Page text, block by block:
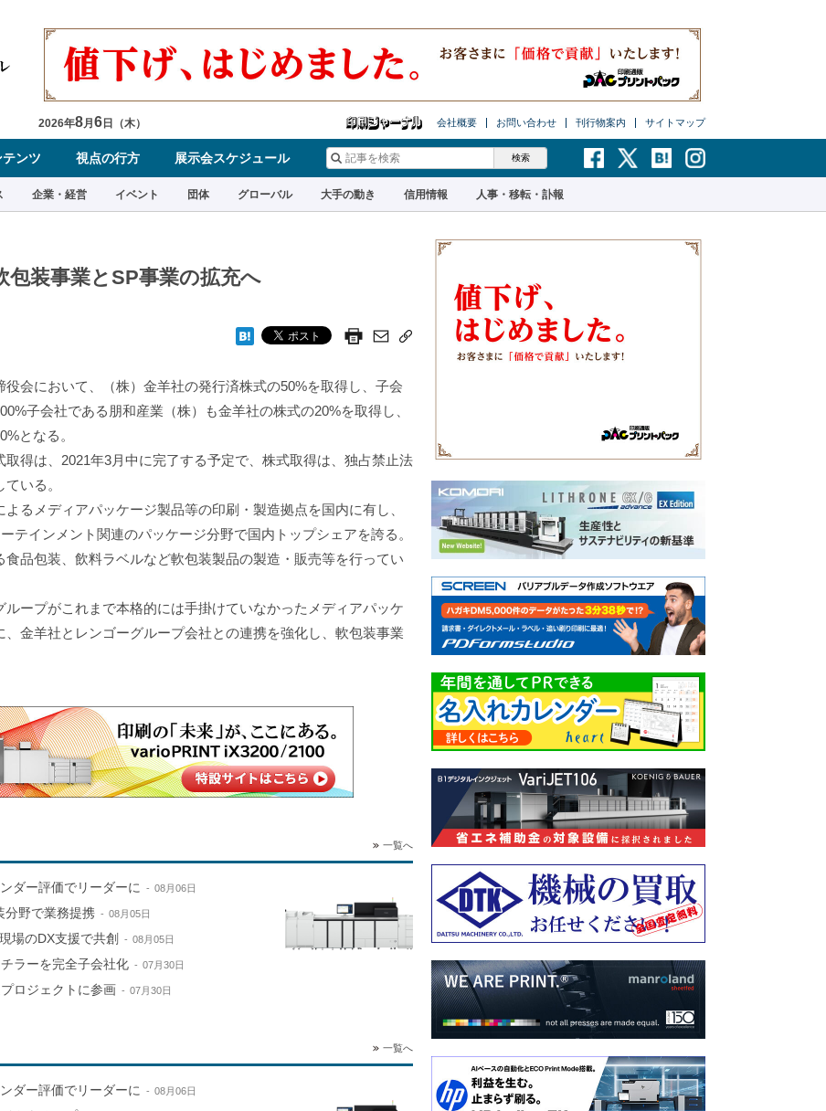
2026年8月 6 日（木） 会社概要 お問い合わせ 刊行物案内 サイトマップ
ンツ 視点の行方 展示会スケジュール
企業・経営 イベント 団体 グローバル 大手の動き 信用情報 人事・移転・訃報
包装事業とSP事業の拡充へ
会において、（株）金羊社の発行済株式の50%を取得し、子会
子会社である朋和産業（株）も金羊社の株式の20%を取得し、
となる。
得は、2021年3月中に完了する予定で、株式取得は、独占禁止法
いる。
るメディアパッケージ製品等の印刷・製造拠点を国内に有し、
テインメント関連のパッケージ分野で国内トップシェアを誇る。
品包装、飲料ラベルなど軟包装製品の製造・販売等を行ってい
ープがこれまで本格的には手掛けていなかったメディアパッケ
金羊社とレンゴーグループ会社との連携を強化し、軟包装事業
一覧へ
ダー評価でリーダーに 08月06日
分野で業務提携 08月05日
場のDX支援で共創 08月05日
ラーを完全子会社化 07月30日
ロジェクトに参画 07月30日
一覧へ
ダー評価でリーダーに 08月06日